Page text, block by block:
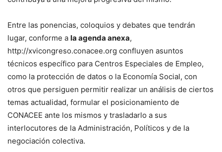
Entre las ponencias, coloquios y debates que tendrán
lugar, conforme a la agenda anexa,
http://xvicongreso.conacee.org confluyen asuntos
técnicos específico para Centros Especiales de Empleo,
como la protección de datos o la Economía Social, con
otros que persiguen permitir realizar un análisis de ciertos
temas actualidad, formular el posicionamiento de
CONACEE ante los mismos y trasladarlo a sus
interlocutores de la Administración, Políticos y de la
negociación colectiva.